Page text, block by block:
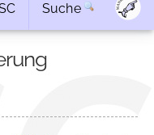
Suche